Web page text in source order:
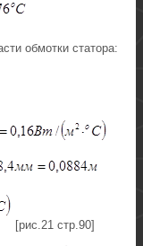
обмотки статора:
[рис.21 стр.90]